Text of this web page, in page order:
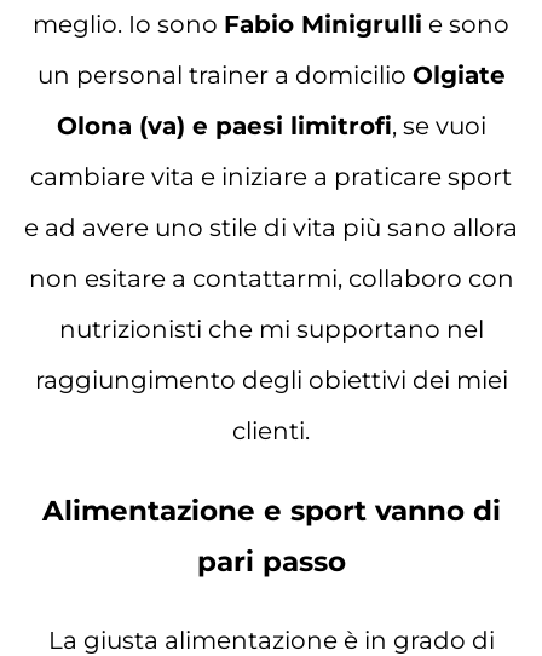
meglio. Io sono Fabio Minigrulli e sono
un personal trainer a domicilio Olgiate
Olona (va) e paesi limitrofi, se vuoi
cambiare vita e iniziare a praticare sport
e ad avere uno stile di vita più sano allora
non esitare a contattarmi, collaboro con
nutrizionisti che mi supportano nel
raggiungimento degli obiettivi dei miei
clienti.
Alimentazione e sport vanno di
pari passo
La giusta alimentazione è in grado di